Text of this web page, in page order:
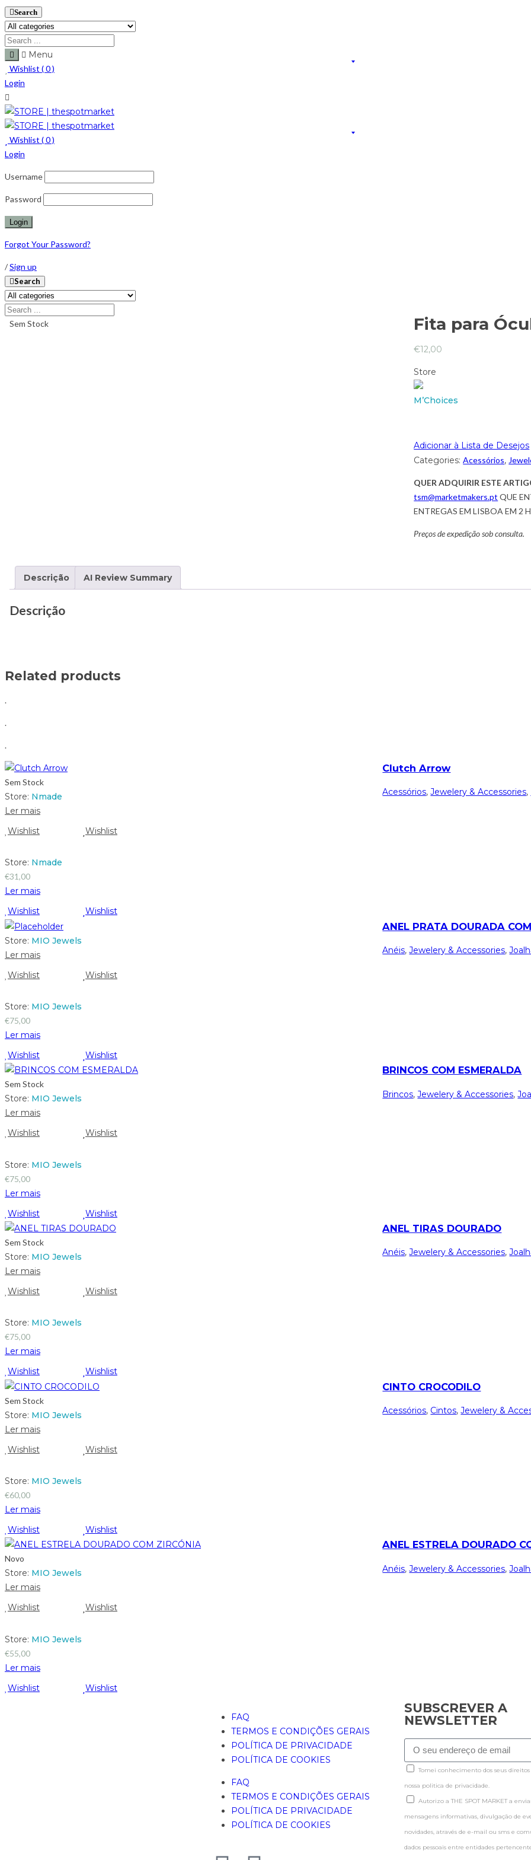
Search
Menu
Wishlist (0)
Login
Wishlist (0)
Login
Username
Password
Forgot Your Password?
/Sign up
Search
Sem Stock Fita para
€12,00
Store
M’Choices
Adicionar à Lista de Desejos
Categories:Acessórios,
QUER ADQUIRIR ESTE
tsm@marketmakers.pt QUE
ENTREGAS EM LISBOA EM 2
Preços de expedição sob consulta.
Descrição AI Review Summary
Descrição
Related products
.
.
.
Sem Stock
Store: Nmade
Ler mais
Wishlist
Wishlist
Clutch Arrow
Acessórios,Jewelery & Accessories,
Store: Nmade
€31,00
Ler mais
Wishlist
Wishlist
Store: MIO Jewels
Ler mais
Wishlist
Wishlist
ANEL PRATA DOURADA
Anéis,Jewelery & Accessories,
Store: MIO Jewels
€75,00
Ler mais
Wishlist
Wishlist
Sem Stock
Store: MIO Jewels
Ler mais
Wishlist
Wishlist
BRINCOS COM ESMERALDA
Brincos,Jewelery & Accessories,
Store: MIO Jewels
€75,00
Ler mais
Wishlist
Wishlist
Sem Stock
Store: MIO Jewels
Ler mais
Wishlist
Wishlist
ANEL TIRAS DOURADO
Anéis,Jewelery & Accessories,
Store: MIO Jewels
€75,00
Ler mais
Wishlist
Wishlist
Sem Stock
Store: MIO Jewels
Ler mais
Wishlist
Wishlist
CINTO CROCODILO
Acessórios, Cintos,Jewelery &
Store: MIO Jewels
€60,00
Ler mais
Wishlist
Wishlist
Novo
Store: MIO Jewels
Ler mais
Wishlist
Wishlist
ANEL ESTRELA DOURADO
Anéis,Jewelery & Accessories,
Store: MIO Jewels
€55,00
Ler mais
Wishlist
Wishlist
FAQ
TERMOS E CONDIÇÕES GERAIS
POLÍTICA DE PRIVACIDADE
POLÍTICA DE COOKIES
FAQ
TERMOS E CONDIÇÕES GERAIS
POLÍTICA DE PRIVACIDADE
POLÍTICA DE COOKIES
SUBSCREVER A
NEWSLETTER
Tomei conhecimento dos seus
nossa politica de privacidade.
Autorizo a THE SPOT MARKET a
mensagens informativas, divulgação de
novidades, através de e-mail ou sms e
dados pessoais entre entidades